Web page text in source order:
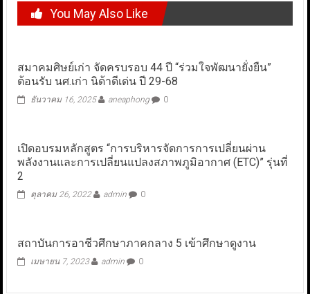
You May Also Like
สมาคมศิษย์เก่า จัดครบรอบ 44 ปี “ร่วมใจพัฒนายั่งยืน”
ต้อนรับ นศ.เก่า นิด้าดีเด่น ปี 29-68
ธันวาคม 16, 2025 aneaphong 0
เปิดอบรมหลักสูตร “การบริหารจัดการการเปลี่ยนผ่าน
พลังงานและการเปลี่ยนแปลงสภาพภูมิอากาศ (ETC)” รุ่นที่
2
ตุลาคม 26, 2022 admin 0
สถาบันการอาชีวศึกษาภาคกลาง 5 เข้าศึกษาดูงาน
เมษายน 7, 2023 admin 0